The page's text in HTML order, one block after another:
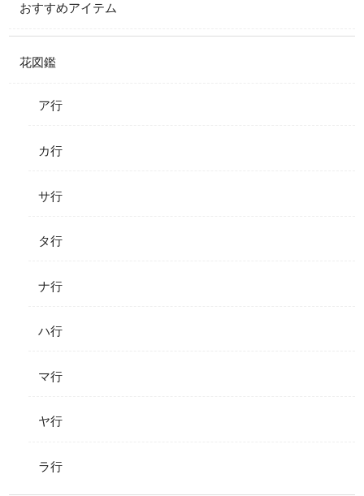
おすすめアイテム
花図鑑
ア行
カ行
サ行
タ行
ナ行
ハ行
マ行
ヤ行
ラ行